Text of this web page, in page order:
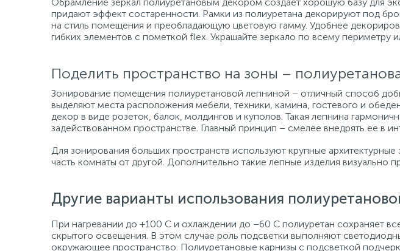
придают эффект состаренности. Рамки из полиуретана декорируют под
на стиль помещения и преобладающую цветовую гамму. Удобнее
гибких элементов с пометкой flex. Украшайте зеркало по всему периметру
Поделить пространство на зоны –
Зонирование помещения полиуретановой лепниной – отличный способ
выделяют места расположения мебели, техники, камина, гостевого и
декор в виде розеток, балок, молдингов и куполов. Такая лепнина
задействованном пространстве. Главный принцип – смелее внедрять ее в
Для зонирования больших пространств используют крупные
часть комнаты от другой. Дополнительно такие лепные изделия визуально
Другие варианты использования
При нагревании до +100 С и охлаждении до –60 С полиуретан сохраняет
скрытого освещения. В этом случае роль подсветки выполняют
окружающее пространство. Полиуретановые карнизы с подсветкой